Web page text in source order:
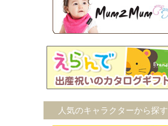
人気のキャラクターから探す